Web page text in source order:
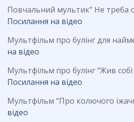
Повчальний мультик” Не треба
Посилання на відео
Мультфільм про булінг для
на відео
Мультфільм про булінг “Жив
Посилання на відео
Мультфільм “Про колючого
відео